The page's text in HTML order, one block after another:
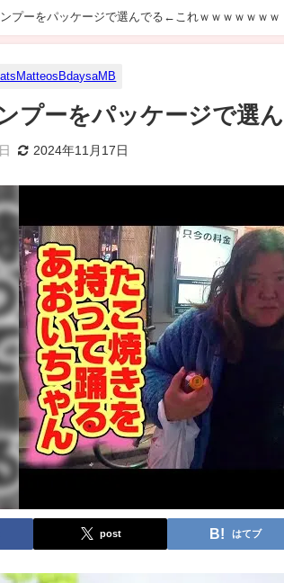
プーをパッケージで選んでる←これｗｗｗｗｗｗｗ
プーをパッケージで選
2024年11月17日
post はてブ